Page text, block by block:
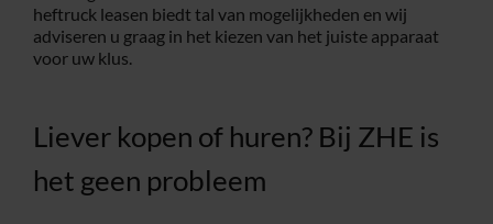
heftruck leasen biedt tal van mogelijkheden en wij
adviseren u graag in het kiezen van het juiste apparaat
voor uw klus.
Liever kopen of huren? Bij ZHE is
het geen probleem